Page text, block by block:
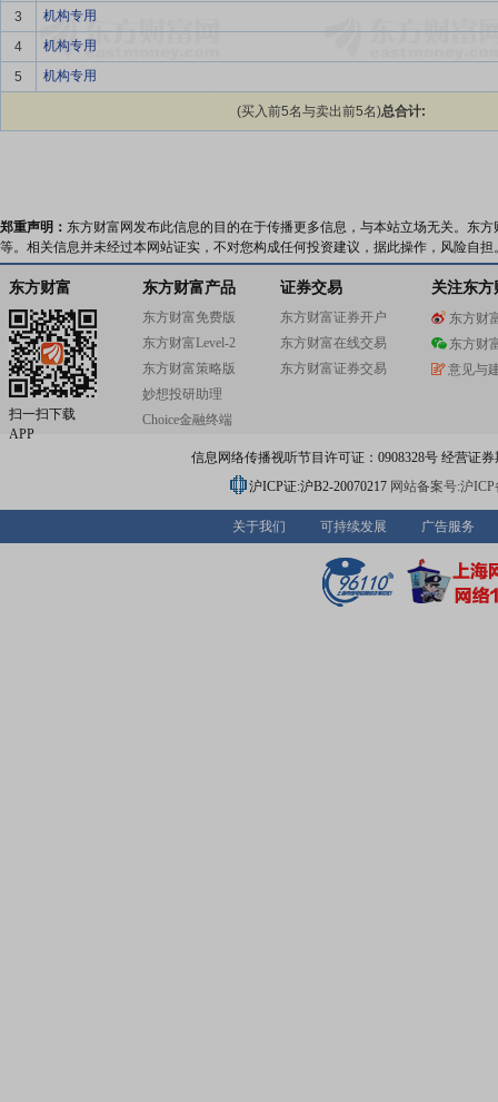
3
机构专用
4
机构专用
5
机构专用
(买入前5名与卖出前5名)总合计:
郑重声明： 东方财富网发布此信息的目的在于传播更多信息，与本站立场无关。东
等。相关信息并未经过本网站证实，不对您构成任何投资建议，据此操作，风险自担